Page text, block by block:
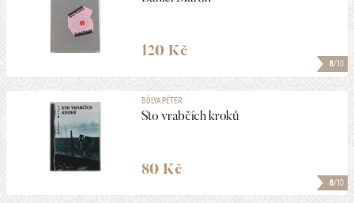
8/10
120 Kč
8/10
BÓLYA PÉTER
Sto vrabčích kroků
80 Kč